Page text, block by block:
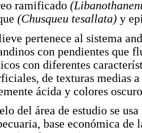
ramificado
(Chusqueu tesallata) y
pertenece al sistema
con pendientes que
con diferentes
de texturas medias
ácida y colores
del área de estudio se
base económica